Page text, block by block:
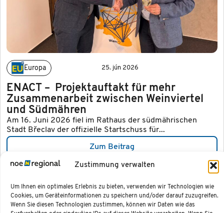
Zustimmung verwalten
Um Ihnen ein optimales Erlebnis zu bieten, verwenden wir Technologien wie
Cookies, um Geräteinformationen zu speichern und/oder darauf zuzugreifen.
Wenn Sie diesen Technologien zustimmen, können wir Daten wie das
Europa 25. jún 2026
ENACT – Projektauftakt für mehr
Zusammenarbeit zwischen Weinviertel
und Südmähren
Am 16. Juni 2026 fiel im Rathaus der südmährischen
Stadt Břeclav der offizielle Startschuss für...
Zum Beitrag
NÖ.Regional.GmbH
Unser TeamSocial
Viac